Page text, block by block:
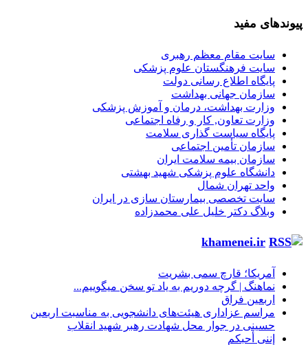
پیوندهای مفید
سایت مقام معظم رهبری
سایت فرهنگستان علوم پزشکی
پایگاه اطلاع رسانی دولت
سازمان جهانی بهداشت
وزارت بهداشت، درمان و آموزش پزشکی
وزارت تعاون, کار و رفاه اجتماعی
پایگاه سیاست گذاری سلامت
سازمان تأمین اجتماعی
سازمان بیمه سلامت ایران
دانشگاه علوم پزشکی شهید بهشتی
واحد تهران شمال
سایت تخصصی بیمارستان سازی در ایران
وبلاگ دکتر خلیل علی محمدزاده
khamenei.ir
آمریکا؛ قارچ سمی بشریت
نماهنگ |‌ گرچه دوریم به یاد تو سخن میگوییم...
اربعین فراق
مراسم عزاداری هیئت‌های دانشجویی به مناسبت اربعین
حسینی در جوار محل شهادت رهبر شهید انقلاب
إننی أحبکم